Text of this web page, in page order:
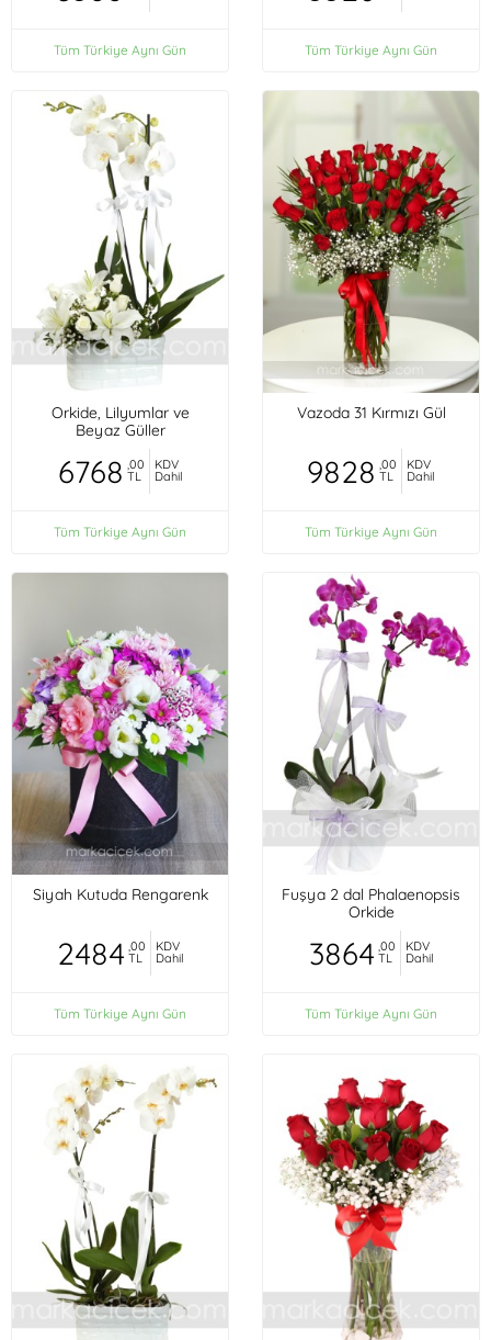
Tüm Türkiye Aynı Gün Tüm Türkiye Aynı Gün
Orkide, Lilyumlar ve
Beyaz Güller
6768 ,00
TL
KDV
Dahil
Tüm Türkiye Aynı Gün
Vazoda 31 Kırmızı Gül
9828 ,00
TL
KDV
Dahil
Tüm Türkiye Aynı Gün
Siyah Kutuda Rengarenk
2484 ,00
TL
KDV
Dahil
Tüm Türkiye Aynı Gün
Fuşya 2 dal Phalaenopsis
Orkide
3864 ,00
TL
KDV
Dahil
Tüm Türkiye Aynı Gün